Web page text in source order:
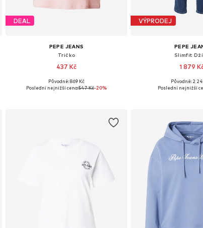
DEAL
PEPE JEANS
Tričko
437 Kč
Dostupné velikosti: XS, S, M, L
Původně: 869 Kč
Poslední nejnižší cena:547 Kč-20%
VÝPRODEJ
PEPE
Slimfit
1 879
Dostupné v mnoha
Původně: 2
Poslední nejnižší